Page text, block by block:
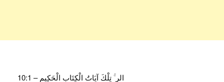
الر ۚ تِلْكَ آيَاتُ الْكِتَابِ الْحَكِيمِ – 10:1